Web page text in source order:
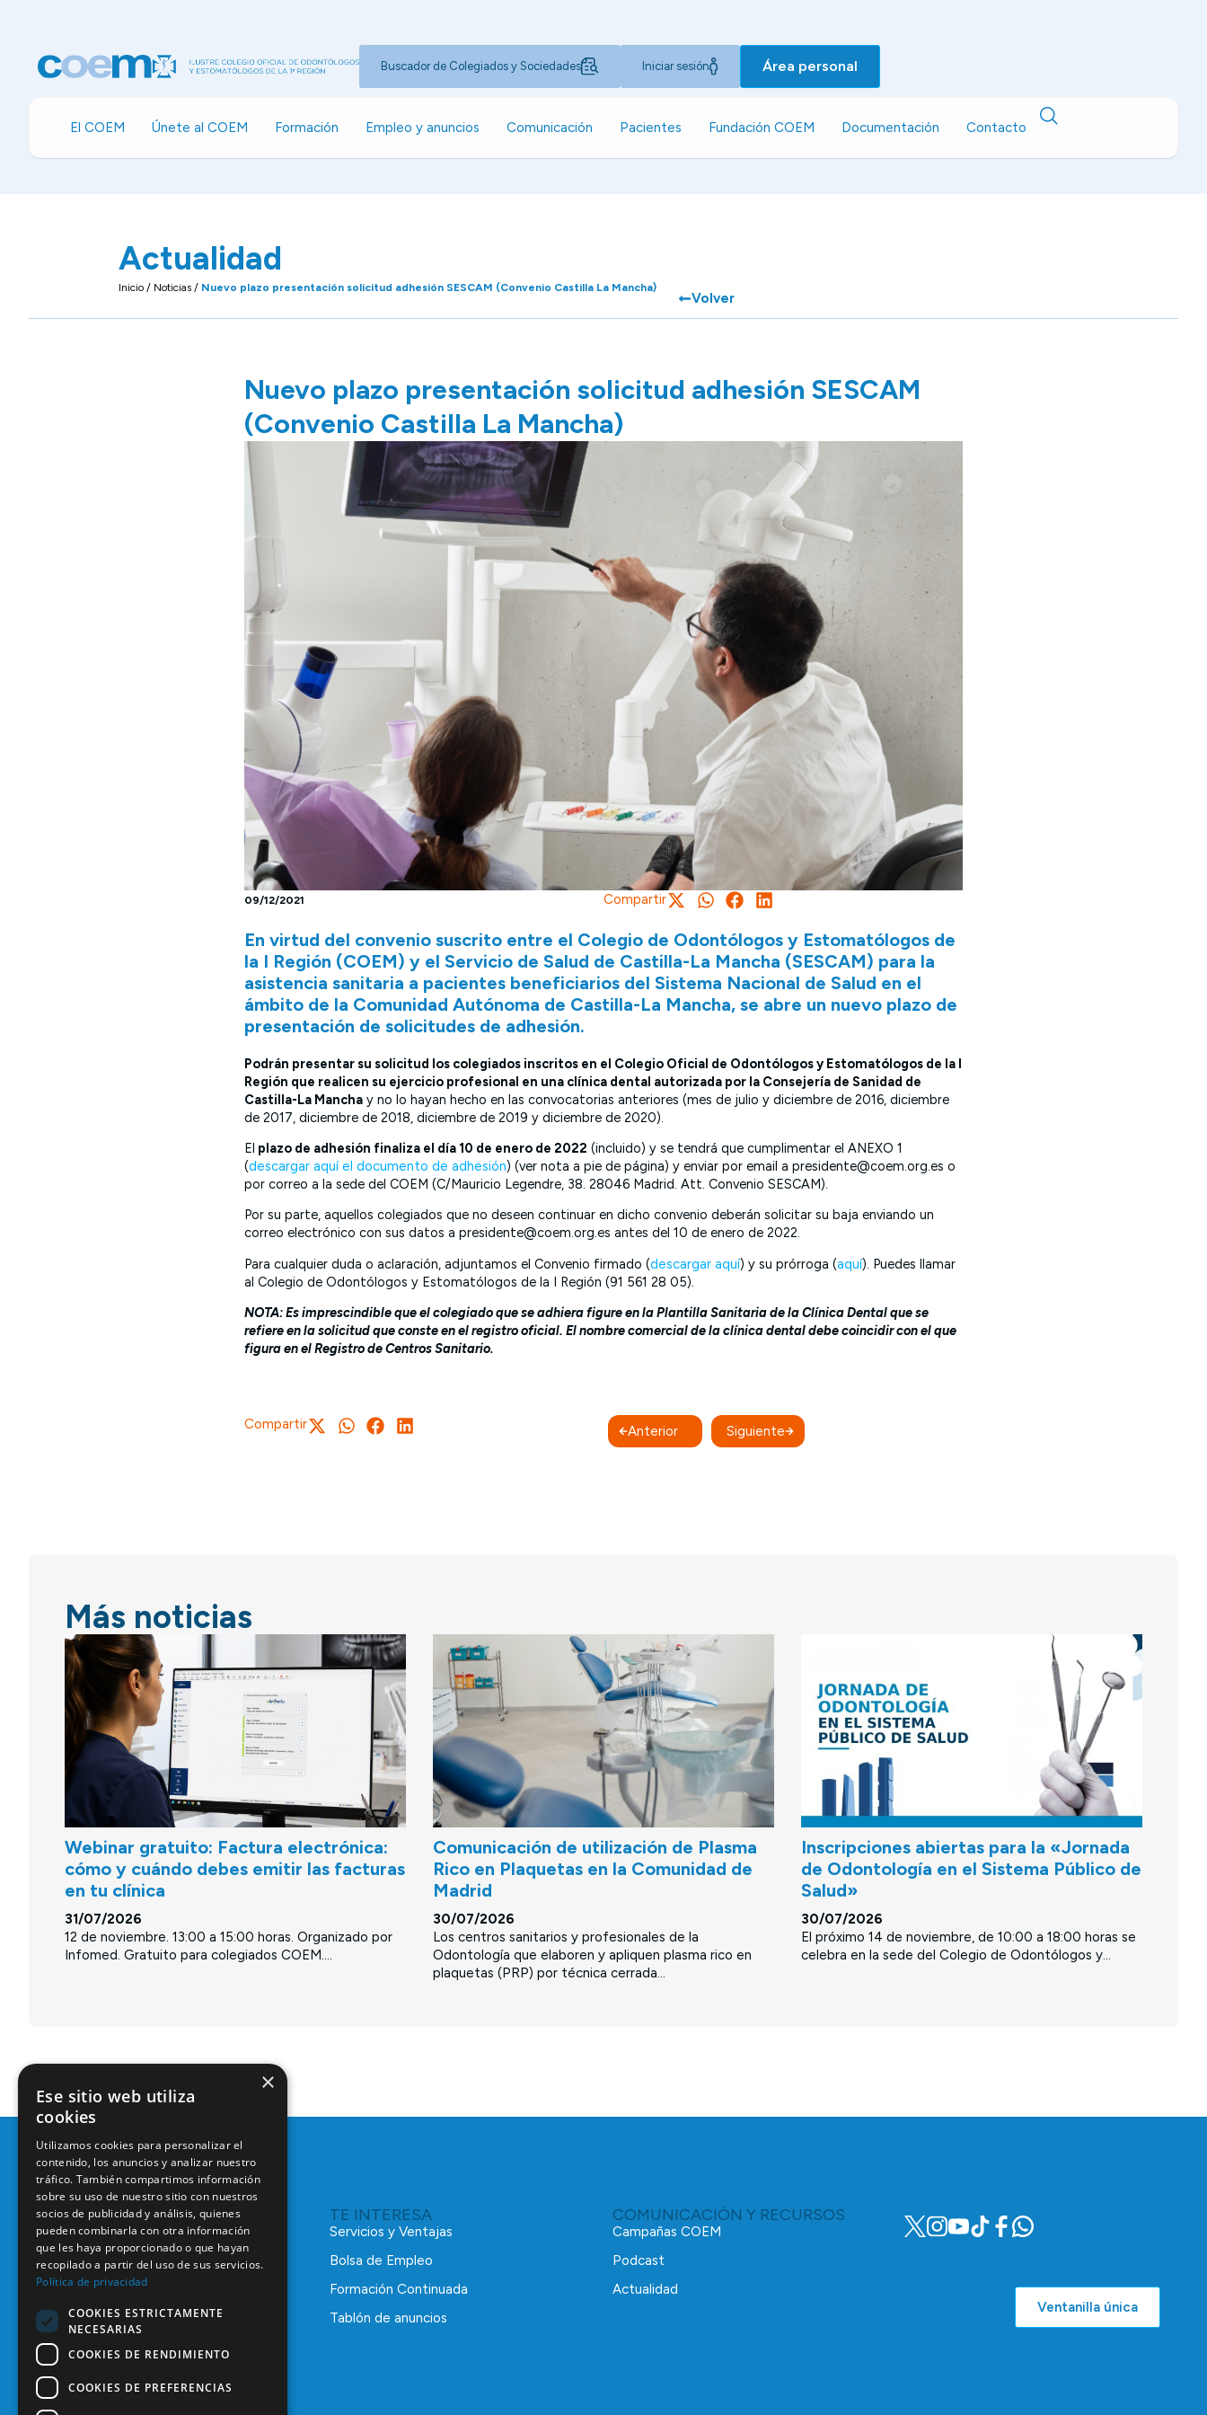
Buscador de Colegiados y Sociedades Iniciar sesión Área personal
El COEM Únete al COEM Formación Empleo y anuncios Comunicación Pacientes Fundación COEM Documentación Contacto
Actualidad
Inicio / Noticias / Nuevo plazo presentación solicitud adhesión SESCAM (Convenio Castilla La Mancha)
Volver
Nuevo plazo presentación solicitud adhesión SESCAM
(Convenio Castilla La Mancha)
09/12/2021 Compartir
En virtud del convenio suscrito entre el Colegio de Odontólogos y Estomatólogos de
la I Región (COEM) y el Servicio de Salud de Castilla-La Mancha (SESCAM) para la
asistencia sanitaria a pacientes beneficiarios del Sistema Nacional de Salud en el
ámbito de la Comunidad Autónoma de Castilla-La Mancha, se abre un nuevo plazo de
presentación de solicitudes de adhesión.
Podrán presentar su solicitud los colegiados inscritos en el Colegio Oficial de Odontólogos y Estomatólogos de la I
Región que realicen su ejercicio profesional en una clínica dental autorizada por la Consejería de Sanidad de
Castilla-La Mancha y no lo hayan hecho en las convocatorias anteriores (mes de julio y diciembre de 2016, diciembre
de 2017, diciembre de 2018, diciembre de 2019 y diciembre de 2020).
El plazo de adhesión finaliza el día 10 de enero de 2022 (incluido) y se tendrá que cumplimentar el ANEXO 1
(descargar aquí el documento de adhesión) (ver nota a pie de página) y enviar por email a presidente@coem.org.es o
por correo a la sede del COEM (C/Mauricio Legendre, 38. 28046 Madrid. Att. Convenio SESCAM).
Por su parte, aquellos colegiados que no deseen continuar en dicho convenio deberán solicitar su baja enviando un
correo electrónico con sus datos a presidente@coem.org.es antes del 10 de enero de 2022.
Para cualquier duda o aclaración, adjuntamos el Convenio firmado (descargar aquí) y su prórroga (aquí). Puedes llamar
al Colegio de Odontólogos y Estomatólogos de la I Región (91 561 28 05).
NOTA:Es imprescindible que el colegiado que se adhiera figure en la Plantilla Sanitaria de la Clínica Dental que se
refiere en la solicitud que conste en el registro oficial. El nombre comercial de la clínica dental debe coincidir con el que
figura en el Registro de Centros Sanitario.
Compartir Anterior Siguiente
Más noticias
Webinar gratuito: Factura electrónica:
cómo y cuándo debes emitir las facturas
en tu clínica
31/07/2026
12 de noviembre. 13:00 a 15:00 horas. Organizado por
Infomed. Gratuito para colegiados COEM....
Comunicación de utilización de Plasma
Rico en Plaquetas en la Comunidad de
Madrid
30/07/2026
Los centros sanitarios y profesionales de la
Odontología que elaboren y apliquen plasma rico en
plaquetas (PRP) por técnica cerrada...
Inscripciones abiertas para la «Jornada
de Odontología en el Sistema Público de
Salud»
30/07/2026
El próximo 14 de noviembre, de 10:00 a 18:00 horas se
celebra en la sede del Colegio de Odontólogos y...
C/ Mauricio Legendre, 38
28046 Madrid
91 561 29 05
informacion@coem.org.es
TE INTERESA
Servicios y Ventajas
Bolsa de Empleo
Formación Continuada
Tablón de anuncios
COMUNICACIÓN Y RECURSOS
Campañas COEM
Podcast
Actualidad
Ventanilla única
×
Ese sitio web utiliza
cookies
Utilizamos cookies para personalizar el
contenido, los anuncios y analizar nuestro
tráfico. También compartimos información
sobre su uso de nuestro sitio con nuestros
socios de publicidad y análisis, quienes
pueden combinarla con otra información
que les haya proporcionado o que hayan
recopilado a partir del uso de sus servicios.
Política de privacidad
COOKIES ESTRICTAMENTE
NECESARIAS
COOKIES DE RENDIMIENTO
COOKIES DE PREFERENCIAS